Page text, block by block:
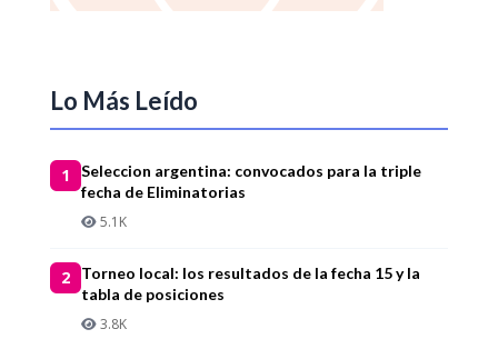
Lo Más Leído
1
Seleccion argentina: convocados para la triple
fecha de Eliminatorias
5.1K
2
Torneo local: los resultados de la fecha 15 y la
tabla de posiciones
3.8K